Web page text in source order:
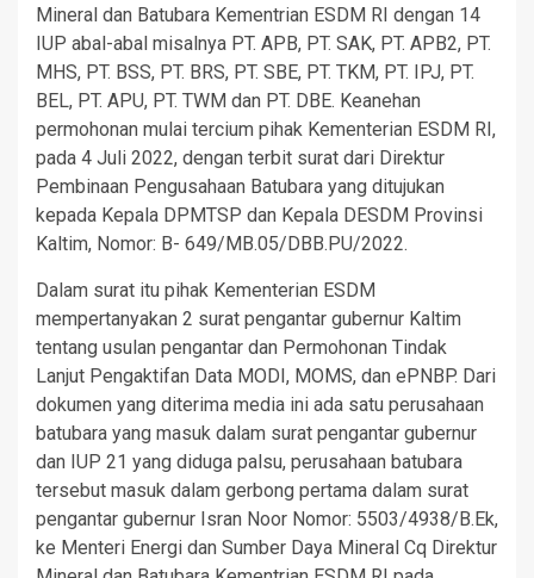
Mineral dan Batubara Kementrian ESDM RI dengan 14
IUP abal-abal misalnya PT. APB, PT. SAK, PT. APB2, PT.
MHS, PT. BSS, PT. BRS, PT. SBE, PT. TKM, PT. IPJ, PT.
BEL, PT. APU, PT. TWM dan PT. DBE. Keanehan
permohonan mulai tercium pihak Kementerian ESDM RI,
pada 4 Juli 2022, dengan terbit surat dari Direktur
Pembinaan Pengusahaan Batubara yang ditujukan
kepada Kepala DPMTSP dan Kepala DESDM Provinsi
Kaltim, Nomor: B- 649/MB.05/DBB.PU/2022.
Dalam surat itu pihak Kementerian ESDM
mempertanyakan 2 surat pengantar gubernur Kaltim
tentang usulan pengantar dan Permohonan Tindak
Lanjut Pengaktifan Data MODI, MOMS, dan ePNBP. Dari
dokumen yang diterima media ini ada satu perusahaan
batubara yang masuk dalam surat pengantar gubernur
dan IUP 21 yang diduga palsu, perusahaan batubara
tersebut masuk dalam gerbong pertama dalam surat
pengantar gubernur Isran Noor Nomor: 5503/4938/B.Ek,
ke Menteri Energi dan Sumber Daya Mineral Cq Direktur